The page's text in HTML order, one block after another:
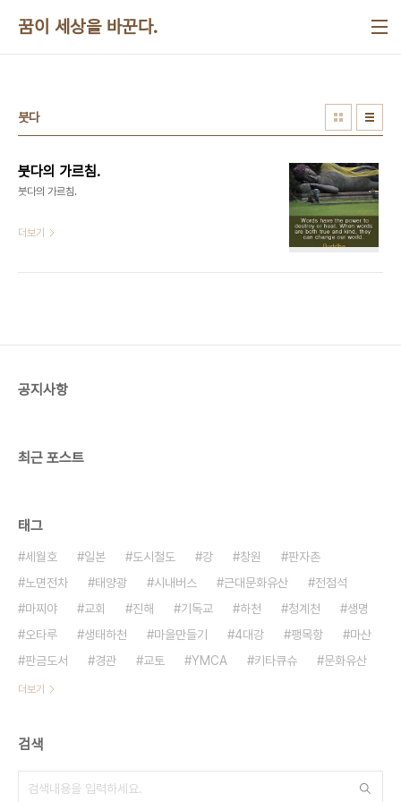
꿈이 세상을 바꾼다.
붓다
붓다의 가르침.
붓다의 가르침. ​​​​​
더보기
공지사항
최근 포스트
태그
세월호 일본 도시철도 강 창원
판자촌
노면전차
태양광 시내버스 근대문화유산
전점석
마찌야
교회 진해 기독교 하천 청계천
생명
오타루
생태하천 마을만들기 4대강 팽목항
마산
판금도서
경관 교토 YMCA 키타큐슈 문화유산
더보기
검색